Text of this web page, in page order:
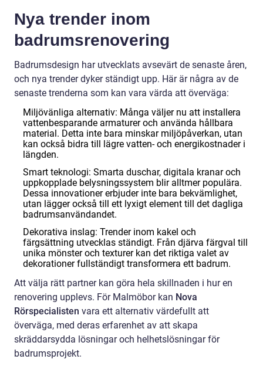
Nya trender inom
badrumsrenovering
Badrumsdesign har utvecklats avsevärt de senaste åren,
och nya trender dyker ständigt upp. Här är några av de
senaste trenderna som kan vara värda att överväga:
Miljövänliga alternativ: Många väljer nu att installera
vattenbesparande armaturer och använda hållbara
material. Detta inte bara minskar miljöpåverkan, utan
kan också bidra till lägre vatten- och energikostnader i
längden.
Smart teknologi: Smarta duschar, digitala kranar och
uppkopplade belysningssystem blir alltmer populära.
Dessa innovationer erbjuder inte bara bekvämlighet,
utan lägger också till ett lyxigt element till det dagliga
badrumsanvändandet.
Dekorativa inslag: Trender inom kakel och
färgsättning utvecklas ständigt. Från djärva färgval till
unika mönster och texturer kan det riktiga valet av
dekorationer fullständigt transformera ett badrum.
Att välja rätt partner kan göra hela skillnaden i hur en
renovering upplevs. För Malmöbor kan Nova
Rörspecialisten vara ett alternativ värdefullt att
överväga, med deras erfarenhet av att skapa
skräddarsydda lösningar och helhetslösningar för
badrumsprojekt.